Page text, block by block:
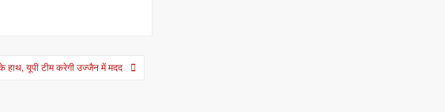
यूपी टीम करेगी उज्जैन में मदद